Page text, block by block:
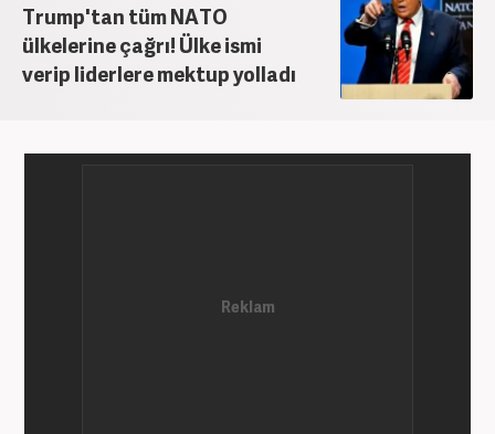
Trump'tan tüm NATO
ülkelerine çağrı! Ülke ismi
verip liderlere mektup yolladı